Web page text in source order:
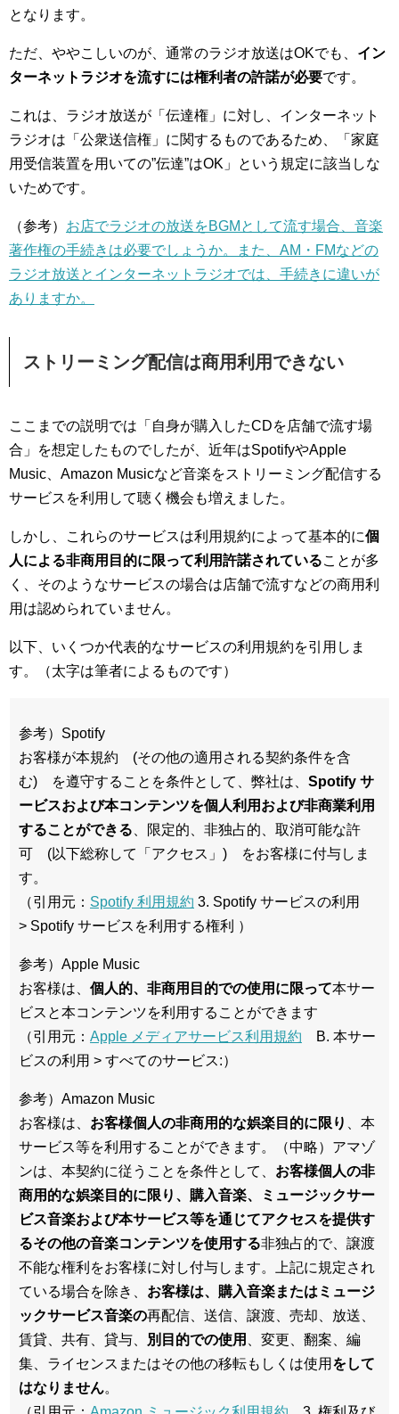
となります。
ただ、ややこしいのが、通常のラジオ放送はOKでも、 イン
ターネットラジオを流すには権利者の許諾が必要です。
これは、ラジオ放送が「伝達権」に対し、インターネット
ラジオは「公衆送信権」に関するものであるため、「家庭
用受信装置を用いての”伝達”はOK」という規定に該当しな
いためです。
（参考） お店でラジオの放送をBGMとして流す場合、音楽
著作権の手続きは必要でしょうか。また、AM・FMなどの
ラジオ放送とインターネットラジオでは、手続きに違いが
ありますか。
ストリーミング配信は商用利用できない
ここまでの説明では「自身が購入したCDを店舗で流す場
合」を想定したものでしたが、近年はSpotifyやApple
Music、Amazon Musicなど音楽をストリーミング配信する
サービスを利用して聴く機会も増えました。
しかし、これらのサービスは利用規約によって基本的に個
人による非商用目的に限って利用許諾されていることが多
く、そのようなサービスの場合は店舗で流すなどの商用利
用は認められていません。
以下、いくつか代表的なサービスの利用規約を引用しま
す。（太字は筆者によるものです）
参考）Spotify
お客様が本規約 (その他の適用される契約条件を含
む) を遵守することを条件として、弊社は、 Spotify サ
ービスおよび本コンテンツを個人利用および非商業利用
することができる 、限定的、非独占的、取消可能な許
可 (以下総称して「アクセス」) をお客様に付与しま
す。
（引用元： Spotify 利用規約 3. Spotify サービスの利用
> Spotify サービスを利用する権利 ）
参考）Apple Music
お客様は、 個人的、非商用目的での使用に限って本サー
ビスと本コンテンツを利用することができます
（引用元： Apple メディアサービス利用規約 B. 本サー
ビスの利用 > すべてのサービス:）
参考）Amazon Music
お客様は、 お客様個人の非商用的な娯楽目的に限り
、本
サービス等を利用することができます。（中略）アマゾ
ンは、本契約に従うことを条件として、 お客様個人の非
商用的な娯楽目的に限り、購入音楽、ミュージックサー
ビス音楽および本サービス等を通じてアクセスを提供す
るその他の音楽コンテンツを使用する非独占的で、譲渡
不能な権利をお客様に対し付与します。上記に規定され
ている場合を除き、 お客様は、購入音楽またはミュージ
ックサービス音楽の再配信、送信、譲渡、売却、放送、
賃貸、共有、貸与、
別目的での使用
、変更、翻案、編
集、ライセンスまたはその他の移転もしくは使用 をして
はなりません。